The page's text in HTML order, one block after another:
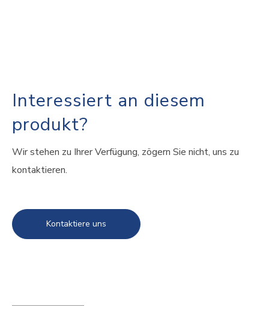
Interessiert an diesem
produkt?
Wir stehen zu Ihrer Verfügung, zögern Sie nicht, uns zu
kontaktieren.
Kontaktiere uns